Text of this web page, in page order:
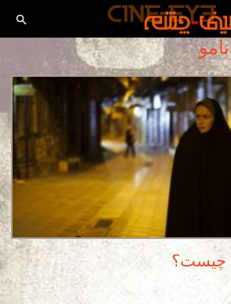
چیست؟